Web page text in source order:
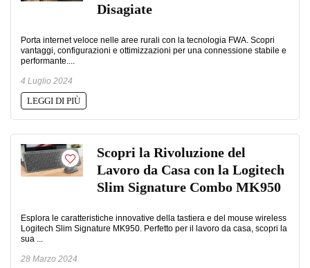
Disagiate
Porta internet veloce nelle aree rurali con la tecnologia FWA. Scopri
vantaggi, configurazioni e ottimizzazioni per una connessione stabile e
performante....
4 Luglio 2024
LEGGI DI PIÙ
Scopri la Rivoluzione del
Lavoro da Casa con la Logitech
Slim Signature Combo MK950
Esplora le caratteristiche innovative della tastiera e del mouse wireless
Logitech Slim Signature MK950. Perfetto per il lavoro da casa, scopri la
sua ...
28 Marzo 2024